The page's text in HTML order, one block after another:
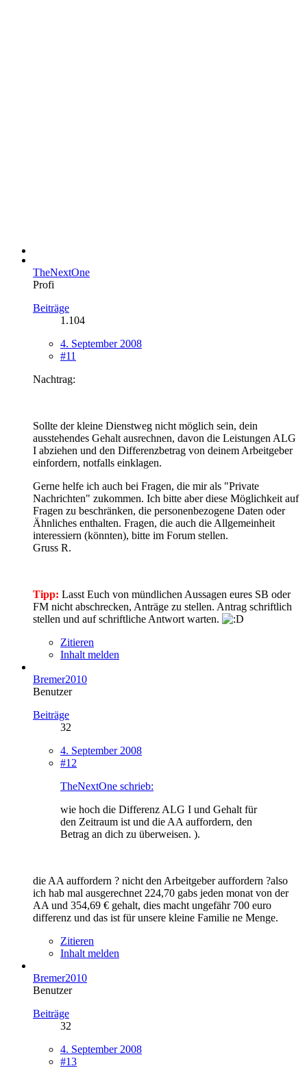
TheNextOne
Profi
Beiträge
1.104
4. September 2008
#11
Nachtrag:
Sollte der kleine Dienstweg nicht möglich sein, dein
ausstehendes Gehalt ausrechnen, davon die Leistungen ALG
I abziehen und den Differenzbetrag von deinem Arbeitgeber
einfordern, notfalls einklagen.
Gerne helfe ich auch bei Fragen, die mir als "Private
Nachrichten" zukommen. Ich bitte aber diese Möglichkeit auf
Fragen zu beschränken, die personenbezogene Daten oder
Ähnliches enthalten. Fragen, die auch die Allgemeinheit
interessiern (könnten), bitte im Forum stellen.
Gruss R.
Tipp: Lasst Euch von mündlichen Aussagen eures SB oder
FM nicht abschrecken, Anträge zu stellen. Antrag schriftlich
stellen und auf schriftliche Antwort warten.
Zitieren
Inhalt melden
Bremer2010
Benutzer
Beiträge
32
4. September 2008
#12
TheNextOne schrieb:
wie hoch die Differenz ALG I und Gehalt für
den Zeitraum ist und die AA auffordern, den
Betrag an dich zu überweisen. ).
die AA auffordern ? nicht den Arbeitgeber auffordern ?also
ich hab mal ausgerechnet 224,70 gabs jeden monat von der
AA und 354,69 € gehalt, dies macht ungefähr 700 euro
differenz und das ist für unsere kleine Familie ne Menge.
Zitieren
Inhalt melden
Bremer2010
Benutzer
Beiträge
32
4. September 2008
#13